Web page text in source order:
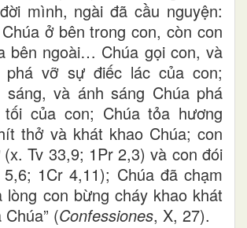
mình, ngài đã cầu nguyện:
ở bên trong con, còn con
bên ngoài… Chúa gọi con, và
phá vỡ sự điếc lác của con;
sáng, và ánh sáng Chúa phá
của con; Chúa tỏa hương
thở và khát khao Chúa; con
Tv 33,9; 1Pr 2,3) và con đói
1Cr 4,11); Chúa đã chạm
lòng con bừng cháy khao khát
(Confessiones, X, 27).